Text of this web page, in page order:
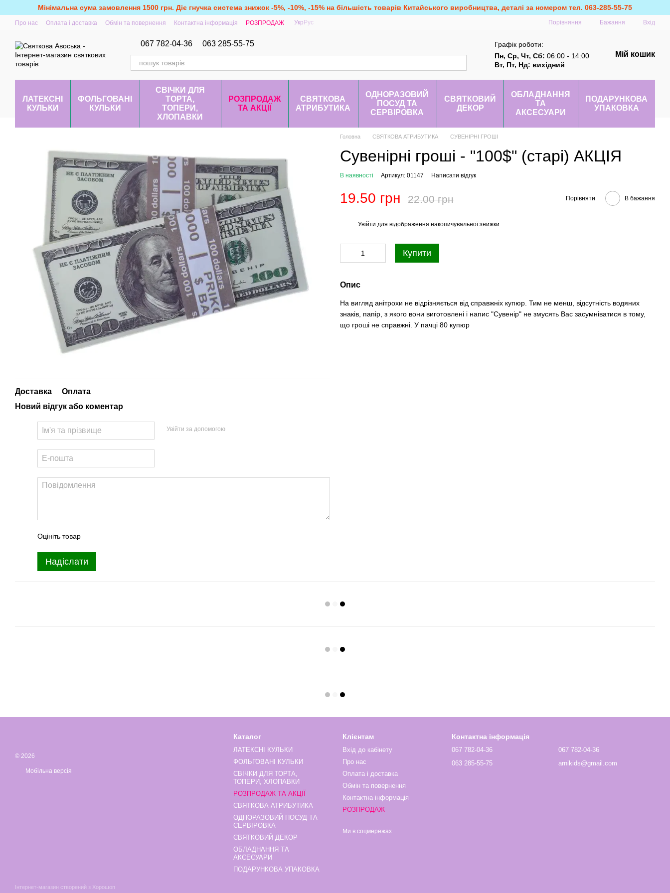
Перейти до основного контенту
Мінімальна сума замовлення 1500 грн. Діє гнучка система знижок -5%, -10%, -15% на більшість товарів Китайського виробництва, деталі за номером тел. 063-285-55-75
Про нас Оплата і доставка Обмін та повернення Контактна інформація РОЗПРОДАЖ Укр Рус Порівняння Бажання Вхід
067 782-04-36 063 285-55-75
Графік роботи:
Пн, Ср, Чт, Сб: 06:00 - 14:00
Вт, Пт, Нд: вихідний
Мій кошик
ЛАТЕКСНІ
КУЛЬКИ
ФОЛЬГОВАНІ
КУЛЬКИ
СВІЧКИ ДЛЯ
ТОРТА,
ТОПЕРИ,
ХЛОПАВКИ
РОЗПРОДАЖ
ТА АКЦІЇ
СВЯТКОВА
АТРИБУТИКА
ОДНОРАЗОВИЙ
ПОСУД ТА
СЕРВІРОВКА
СВЯТКОВИЙ
ДЕКОР
ОБЛАДНАННЯ
ТА
АКСЕСУАРИ
ПОДАРУНКОВА
УПАКОВКА
Доставка
Оплата
Новий відгук або коментар
Увійти за допомогою
Оцініть товар
Надіслати
Головна СВЯТКОВА АТРИБУТИКА СУВЕНІРНІ ГРОШІ
Сувенірні гроші - "100$" (старі) АКЦІЯ
В наявності Артикул: 01147 Написати відгук
19.50 грн 22.00 грн Порівняти В бажання
Увійти для відображення накопичувальної знижки
Купити
Опис
На вигляд анітрохи не відрізняється від справжніх купюр. Тим не менш, відсутність водяних
знаків, папір, з якого вони виготовлені і напис "Сувенір" не змусять Вас засумніватися в тому,
що гроші не справжні. У пачці 80 купюр
© 2026
Мобільна версія
Інтернет-магазин створений з Хорошоп
Каталог
ЛАТЕКСНІ КУЛЬКИ
ФОЛЬГОВАНІ КУЛЬКИ
СВІЧКИ ДЛЯ ТОРТА,
ТОПЕРИ, ХЛОПАВКИ
РОЗПРОДАЖ ТА АКЦІЇ
СВЯТКОВА АТРИБУТИКА
ОДНОРАЗОВИЙ ПОСУД ТА
СЕРВІРОВКА
СВЯТКОВИЙ ДЕКОР
ОБЛАДНАННЯ ТА
АКСЕСУАРИ
ПОДАРУНКОВА УПАКОВКА
Клієнтам
Вхід до кабінету
Про нас
Оплата і доставка
Обмін та повернення
Контактна інформація
РОЗПРОДАЖ
Ми в соцмережах
Контактна інформація
067 782-04-36
063 285-55-75
067 782-04-36
arnikids@gmail.com